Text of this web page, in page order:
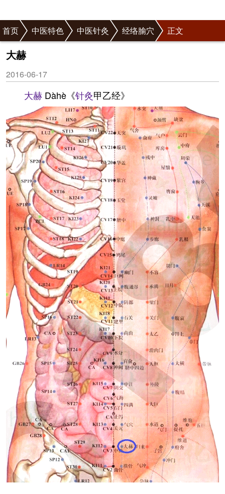
首页 中医特色 中医针灸 经络腧穴 正文
大赫
2016-06-17
大赫 Dàhè《针灸甲乙经》